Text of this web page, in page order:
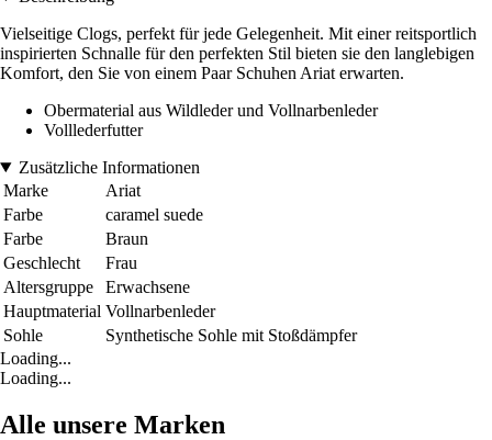
Vielseitige Clogs, perfekt für jede Gelegenheit. Mit einer reitsportlich
inspirierten Schnalle für den perfekten Stil bieten sie den langlebigen
Komfort, den Sie von einem Paar Schuhen Ariat erwarten.
Obermaterial aus Wildleder und Vollnarbenleder
Volllederfutter
Zusätzliche Informationen
Marke
Ariat
Farbe
caramel suede
Farbe
Braun
Geschlecht
Frau
Altersgruppe
Erwachsene
Hauptmaterial Vollnarbenleder
Sohle
Synthetische Sohle mit Stoßdämpfer
Loading...
Loading...
Alle unsere Marken